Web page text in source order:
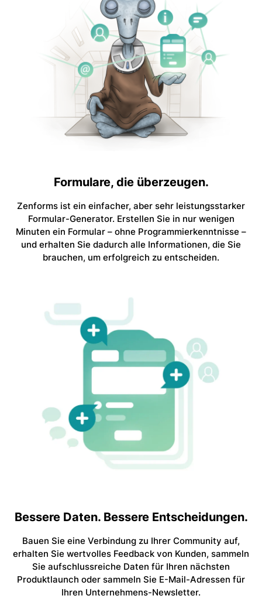
Formulare, die überzeugen.
Zenforms ist ein einfacher, aber sehr leistungsstarker
Formular-Generator. Erstellen Sie in nur wenigen
Minuten ein Formular – ohne Programmierkenntnisse –
und erhalten Sie dadurch alle Informationen, die Sie
brauchen, um erfolgreich zu entscheiden.
Bessere Daten. Bessere Entscheidungen.
Bauen Sie eine Verbindung zu Ihrer Community auf,
erhalten Sie wertvolles Feedback von Kunden, sammeln
Sie aufschlussreiche Daten für Ihren nächsten
Produktlaunch oder sammeln Sie E-Mail-Adressen für
Ihren Unternehmens-Newsletter.